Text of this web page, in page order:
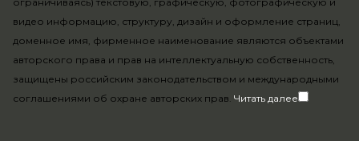
видео информацию, структуру, дизайн и оформление страниц,
доменное имя, фирменное наименование являются объектами
авторского права и прав на интеллектуальную собственность,
защищены российским законодательством и международными
соглашениями об охране авторских прав. Читать далее